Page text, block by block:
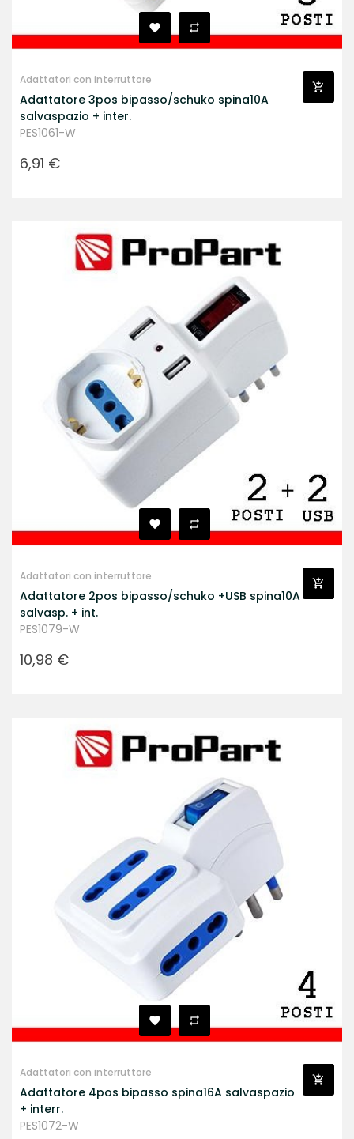
Adattatori con interruttore
Adattatore 3pos bipasso/schuko spina10A
salvaspazio + inter.
PES1061-W
Prezzo
6,91 €
Adattatori con interruttore
Adattatore 2pos bipasso/schuko +USB spina10A
salvasp. + int.
PES1079-W
Prezzo
10,98 €
Adattatori con interruttore
Adattatore 4pos bipasso spina16A salvaspazio
+ interr.
PES1072-W